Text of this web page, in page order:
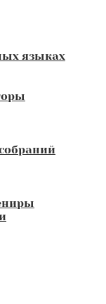
языках